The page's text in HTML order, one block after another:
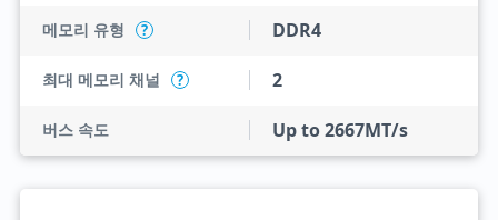
메모리 유형 ? DDR4
최대 메모리 채널 ? 2
버스 속도 Up to 2667MT/s